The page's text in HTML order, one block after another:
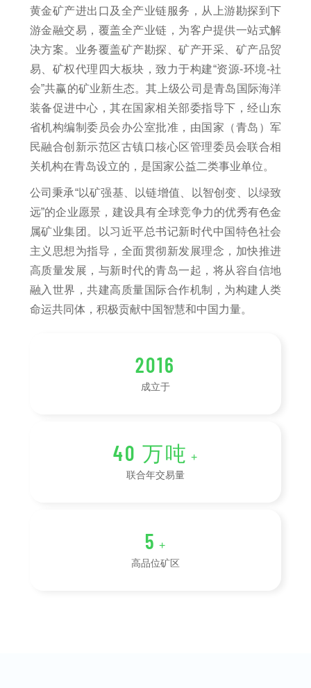
黄金矿产进出口及全产业链服务，从上游勘探到下
游金融交易，覆盖全产业链，为客户提供一站式解
决方案。业务覆盖矿产勘探、矿产开采、矿产品贸
易、矿权代理四大板块，致力于构建“资源-环境-社
会”共赢的矿业新生态。其上级公司是青岛国际海洋
装备促进中心，其在国家相关部委指导下，经山东
省机构编制委员会办公室批准，由国家（青岛）军
民融合创新示范区古镇口核心区管理委员会联合相
关机构在青岛设立的，是国家公益二类事业单位。
公司秉承“以矿强基、以链增值、以智创变、以绿致
远”的企业愿景，建设具有全球竞争力的优秀有色金
属矿业集团。以习近平总书记新时代中国特色社会
主义思想为指导，全面贯彻新发展理念，加快推进
高质量发展，与新时代的青岛一起，将从容自信地
融入世界，共建高质量国际合作机制，为构建人类
命运共同体，积极贡献中国智慧和中国力量。
2016
成立于
40万吨 +
联合年交易量
5 +
高品位矿区